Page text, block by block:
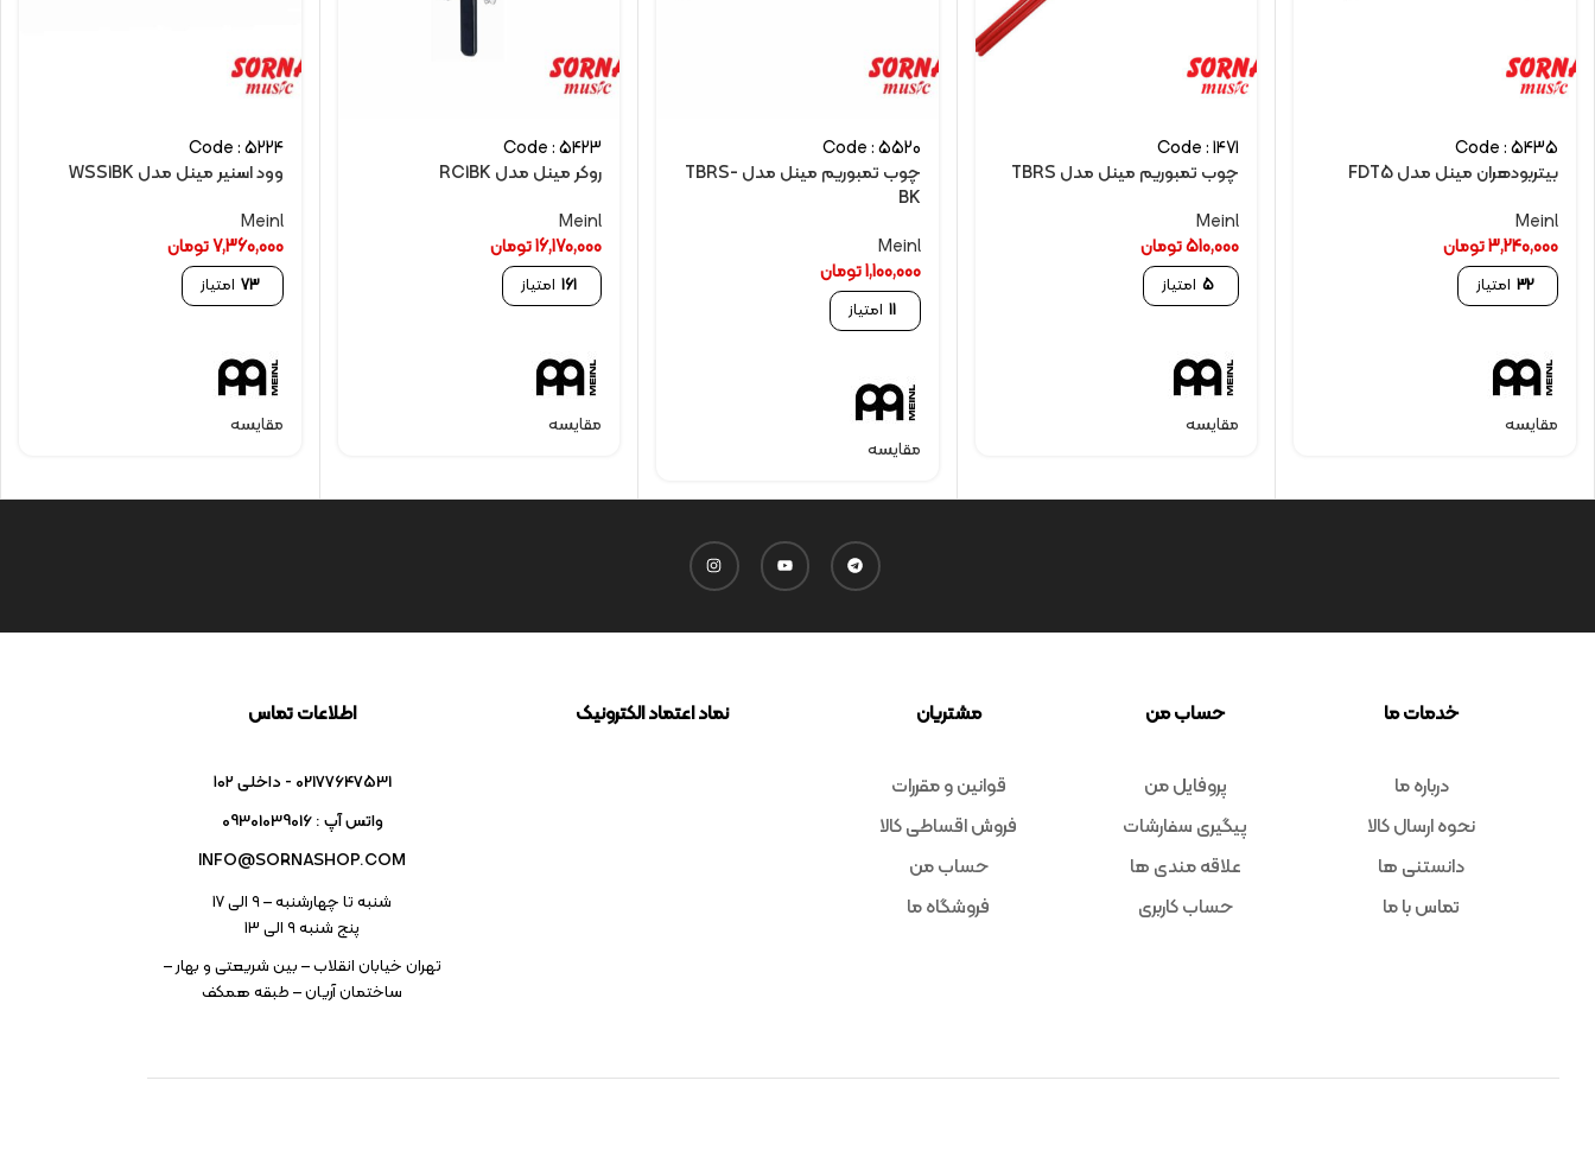
Code : 5435
بیتربودهران مینل مدل FDT5
Meinl
3,240,000تومان
32 امتیاز
مقایسه
Code : 1471
چوب تمبوریم مینل مدل TBRS
Meinl
510,000تومان
5 امتیاز
مقایسه
Code : 5520
چوب تمبوریم مینل مدل TBRS-
BK
Meinl
1,100,000تومان
11 امتیاز
مقایسه
Code : 5423
روکر مینل مدل RC1BK
Meinl
16,170,000تومان
161 امتیاز
مقایسه
Code : 5224
وود اسنیر مینل مدل WSS1BK
Meinl
7,360,000تومان
73 امتیاز
مقایسه
خدمات ما
درباره ما
نحوه ارسال کالا
دانستنی ها
تماس با ما
حساب من
پروفایل من
پیگیری سفارشات
علاقه مندی ها
حساب کاربری
مشتریان
قوانین و مقررات
فروش اقساطی کالا
حساب من
فروشگاه ما
نماد اعتماد الکترونیک اطلاعات تماس
02177647531 - داخلی ۱۰۲
واتس آپ : 09301039016
INFO@SORNASHOP.COM
شنبه تا چهارشنبه – ۹ الی 17
پنج شنبه ۹ الی 13
تهران خیابان انقلاب – بین شریعتی و بهار –
ساختمان آریان – طبقه همکف